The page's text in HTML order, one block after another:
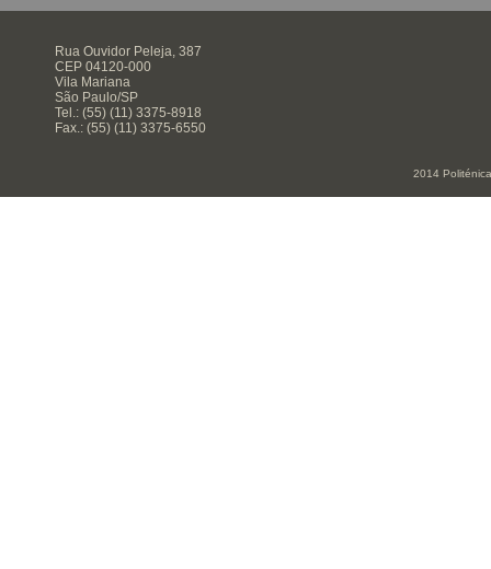
Rua Ouvidor Peleja, 387
CEP 04120-000
Vila Mariana
São Paulo/SP
Tel.: (55) (11) 3375-8918
Fax.: (55) (11) 3375-6550
2014